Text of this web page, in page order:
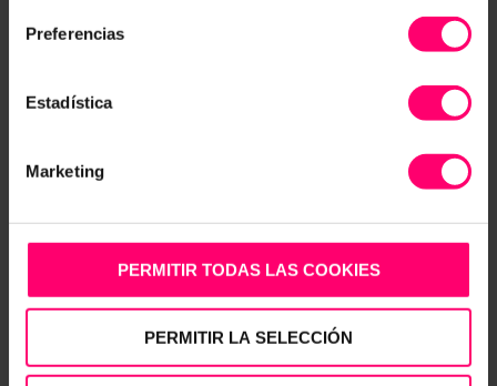
Preferencias
Estadística
Marketing
PERMITIR TODAS LAS COOKIES
PERMITIR LA SELECCIÓN